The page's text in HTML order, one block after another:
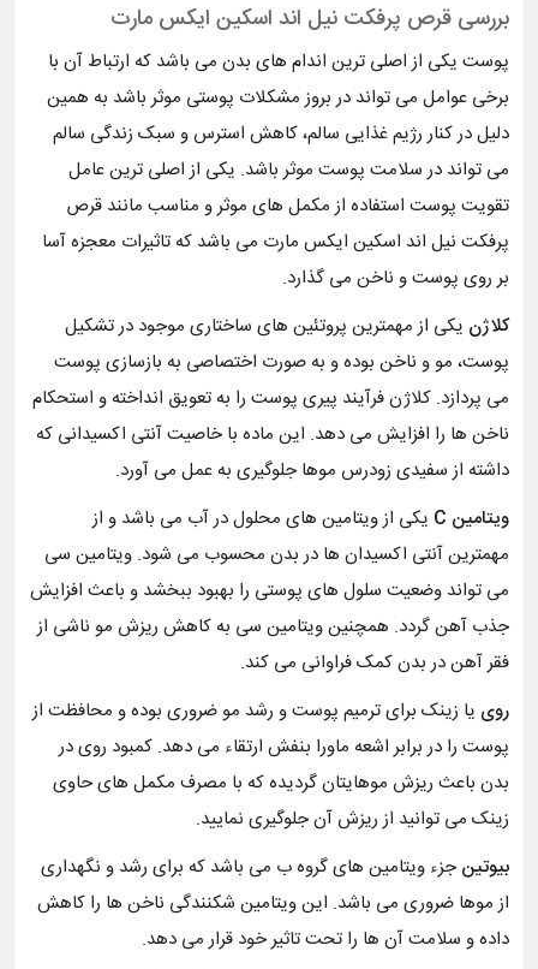
بررسی قرص پرفکت نیل اند اسکین ایکس مارت
پوست یکی از اصلی ترین اندام های بدن می باشد که ارتباط آن با
برخی عوامل می تواند در بروز مشکلات پوستی موثر باشد به همین
دلیل در کنار رژیم غذایی سالم، کاهش استرس و سبک زندگی سالم
می تواند در سلامت پوست موثر باشد. یکی از اصلی ترین عامل
تقویت پوست استفاده از مکمل های موثر و مناسب مانند قرص
پرفکت نیل اند اسکین ایکس مارت می باشد که تاثیرات معجزه آسا
بر روی پوست و ناخن می گذارد.
کلاژن یکی از مهمترین پروتئین های ساختاری موجود در تشکیل
پوست، مو و ناخن بوده و به صورت اختصاصی به بازسازی پوست
می پردازد. کلاژن فرآیند پیری پوست را به تعویق انداخته و استحکام
ناخن ها را افزایش می دهد. این ماده با خاصیت آنتی اکسیدانی که
داشته از سفیدی زودرس موها جلوگیری به عمل می آورد.
ویتامین C
یکی از ویتامین های محلول در آب می باشد و از
مهمترین آنتی اکسیدان ها در بدن محسوب می شود. ویتامین سی
می تواند وضعیت سلول های پوستی را بهبود ببخشد و باعث افزایش
جذب آهن گردد. همچنین ویتامین سی به کاهش ریزش مو ناشی از
فقر آهن در بدن کمک فراوانی می کند.
روی یا زینک برای ترمیم پوست و رشد مو ضروری بوده و محافظت از
پوست را در برابر اشعه ماورا بنفش ارتقاء می دهد. کمبود روی در
بدن باعث ریزش موهایتان گردیده که با مصرف مکمل های حاوی
زینک می توانید از ریزش آن جلوگیری نمایید.
بیوتین جزء ویتامین های گروه ب می باشد که برای رشد و نگهداری
از موها ضروری می باشد. این ویتامین شکنندگی ناخن ها را کاهش
داده و سلامت آن ها را تحت تاثیر خود قرار می دهد.